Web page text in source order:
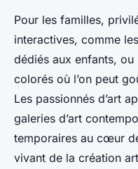
Pour les familles,
interactives, comme
dédiés aux enfants,
colorés où l’on peut
Les passionnés d’art
galeries d’art
temporaires au cœur
vivant de la création